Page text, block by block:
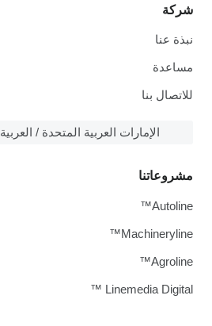
شركة
نبذة عنا
مساعدة
للاتصال بنا
الإمارات العربية المتحدة / العربية
مشروعاتنا
Autoline™
Machineryline™
Agroline™
Linemedia Digital ™